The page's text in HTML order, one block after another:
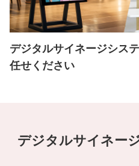
デジタルサイネージシス
任せください
デジタルサイネー